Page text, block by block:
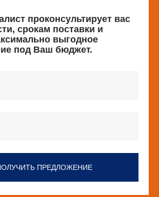
проконсультирует вас
срокам поставки и
выгодное
под Ваш бюджет.
ПРЕДЛОЖЕНИЕ